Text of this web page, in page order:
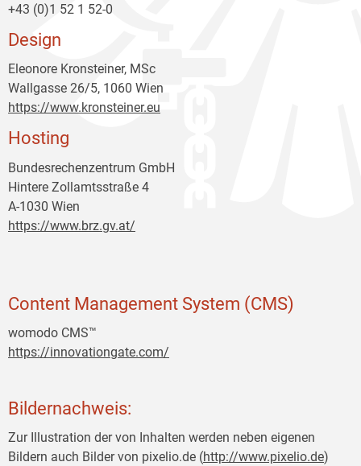
+43 (0)1 52 1 52-0
Design
Eleonore Kronsteiner, MSc
Wallgasse 26/5, 1060 Wien
https://www.kronsteiner.eu
Hosting
Bundesrechenzentrum GmbH
Hintere Zollamtsstraße 4
A-1030 Wien
https://www.brz.gv.at/
Content Management System (CMS)
womodo CMS™
https://innovationgate.com/
Bildernachweis:
Zur Illustration der von Inhalten werden neben eigenen
Bildern auch Bilder von pixelio.de (http://www.pixelio.de)